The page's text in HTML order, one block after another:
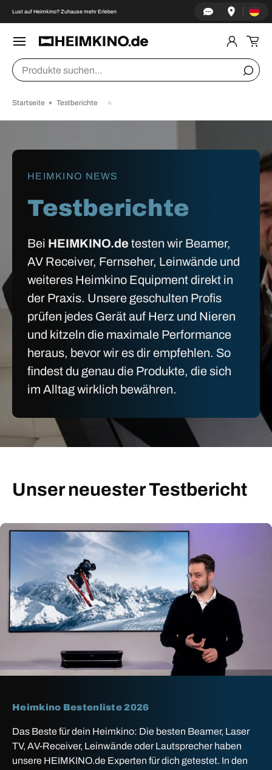
↵Zum Inhalt springen
↵Zum Menü springen
↵Fußzeile springen
↵Barrierefreiheits-Widget öffnen
DIREKT ZUM INHALT
Lust auf Heimkino? Zuhause mehr Erleben Land/
Suchen
Startseite Testberichte
HEIMKINO NEWS
Testberichte
Bei HEIMKINO.de testen wir Beamer,
AV Receiver, Fernseher, Leinwände und
weiteres Heimkino Equipment direkt in
der Praxis. Unsere geschulten Profis
prüfen jedes Gerät auf Herz und Nieren
und kitzeln die maximale Performance
heraus, bevor wir es dir empfehlen. So
findest du genau die Produkte, die sich
im Alltag wirklich bewähren.
Unser neuester Testbericht
Heimkino Bestenliste 2026
Das Beste für dein Heimkino: Die besten Beamer, Laser
TV, AV-Receiver, Leinwände oder Lautsprecher haben
unsere HEIMKINO.de Experten für dich getestet. In den